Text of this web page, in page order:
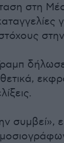
στη
δήλωσε
συμβεί»,